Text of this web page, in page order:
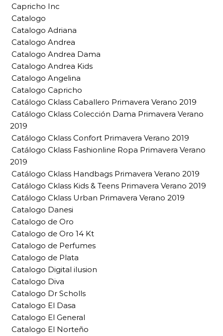
Capricho Inc
Catalogo
Catalogo Adriana
Catalogo Andrea
Catalogo Andrea Dama
Catalogo Andrea Kids
Catalogo Angelina
Catalogo Capricho
Catálogo Cklass Caballero Primavera Verano 2019
Catálogo Cklass Colección Dama Primavera Verano
2019
Catálogo Cklass Confort Primavera Verano 2019
Catálogo Cklass Fashionline Ropa Primavera Verano
2019
Catálogo Cklass Handbags Primavera Verano 2019
Catálogo Cklass Kids & Teens Primavera Verano 2019
Catálogo Cklass Urban Primavera Verano 2019
Catalogo Danesi
Catalogo de Oro
Catalogo de Oro 14 Kt
Catalogo de Perfumes
Catalogo de Plata
Catalogo Digital ilusion
Catalogo Diva
Catalogo Dr Scholls
Catalogo El Dasa
Catalogo El General
Catalogo El Norteño